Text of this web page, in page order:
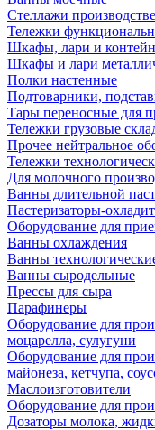
Стеллажи
Тележки
Шкафы, лари и
Шкафы и лари
Полки настенные
Подтоварники,
Тары переносные для
Тележки грузовые
Прочее нейтральное
Тележки
Для молочного
Ванны длительной
Пастеризаторы-
Оборудование для
Ванны охлаждения
Ванны
Ванны сыродельные
Прессы для сыра
Парафинеры
Оборудование для
моцарелла, сулугуни
Оборудование для
майонеза, кетчупа,
Маслоизготовители
Оборудование для
Дозаторы молока,